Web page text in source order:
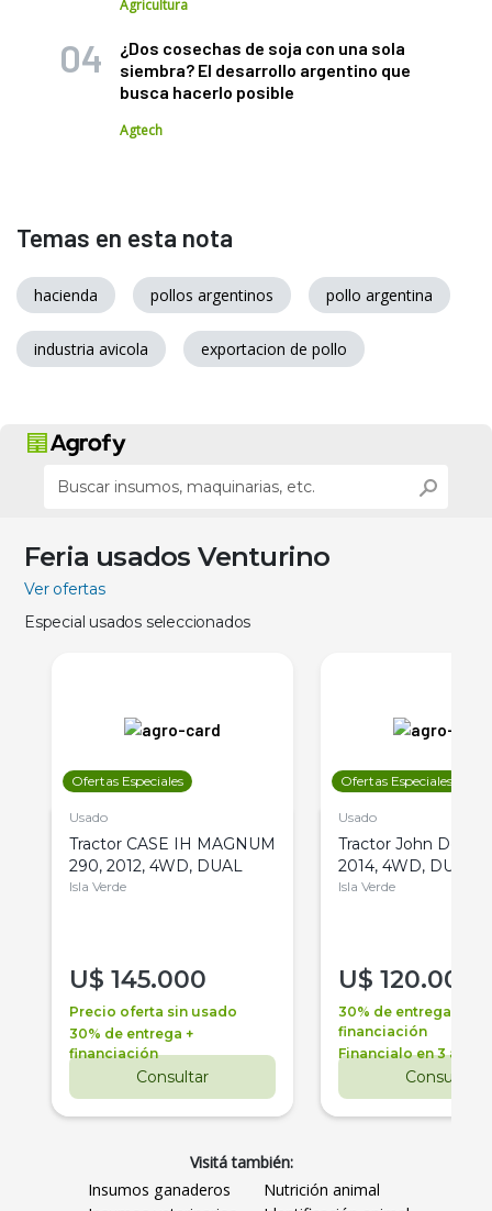
Agricultura
¿Dos cosechas de soja con una sola
siembra? El desarrollo argentino que
busca hacerlo posible
Agtech
Temas en esta nota
hacienda pollos argentinos pollo argentina
industria avicola exportacion de pollo
Feria usados Venturino
Ver ofertas
Especial usados seleccionados
Ofertas Especiales
Usado
Tractor CASE IH MAGNUM
290, 2012, 4WD, DUAL
Isla Verde
U$ 145.000
Precio oferta sin usado
30% de entrega +
financiación
Consultar
Ofertas Especiales
Usado
Tractor John Deere
2014, 4WD, DUAL
Isla Verde
U$ 120.000
30% de entrega +
financiación
Financialo en 3 años
Consultar
Visitá también:
Insumos ganaderos
Nutrición animal